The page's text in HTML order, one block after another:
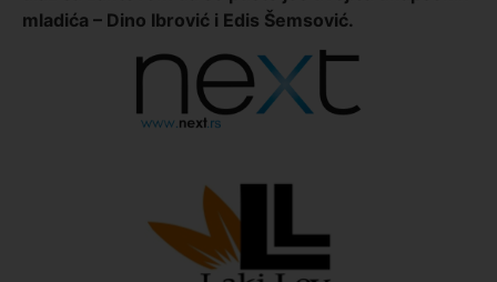
mladića – Dino Ibrović i Edis Šemsović.